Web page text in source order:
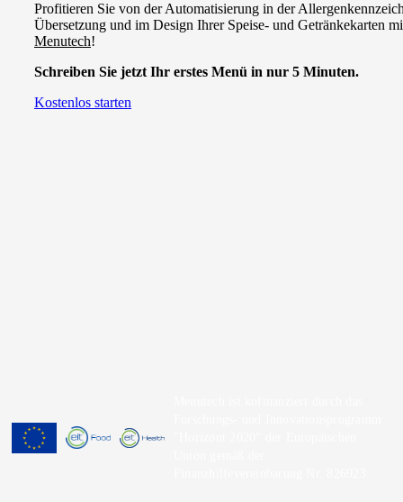
Profitieren Sie von der Automatisierung in der
Übersetzung und im Design Ihrer Speise- und Getränkekarten
Menutech!
Schreiben Sie jetzt Ihr erstes Menü in nur 5 Minuten.
Kostenlos starten